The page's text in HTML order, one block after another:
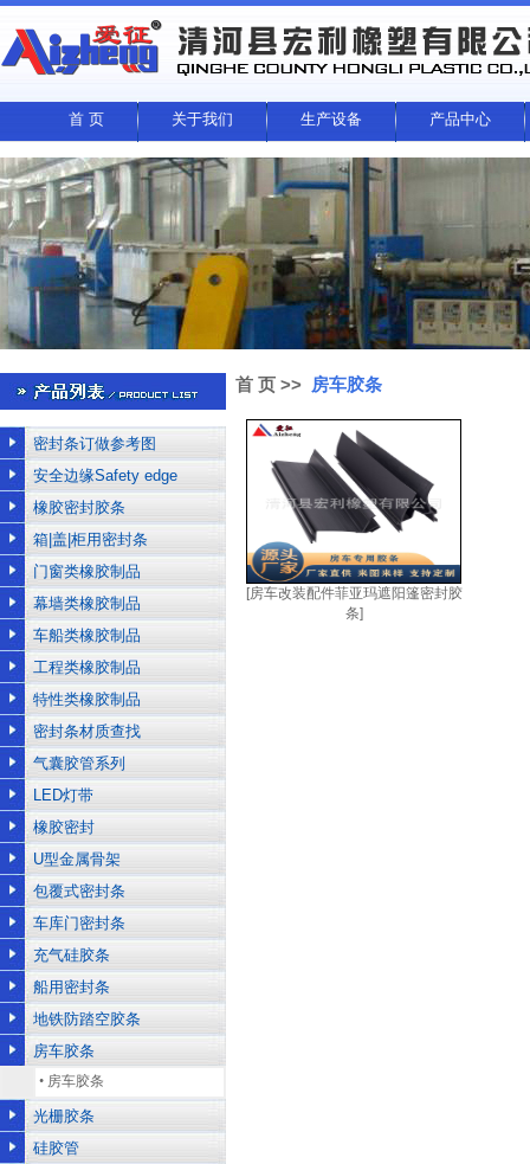
首 页 关于我们 生产设备 产品中心
密封条订做参考图
安全边缘Safety edge
橡胶密封胶条
箱|盖|柜用密封条
门窗类橡胶制品
幕墙类橡胶制品
车船类橡胶制品
工程类橡胶制品
特性类橡胶制品
密封条材质查找
气囊胶管系列
LED灯带
橡胶密封
U型金属骨架
包覆式密封条
车库门密封条
充气硅胶条
船用密封条
地铁防踏空胶条
房车胶条
• 房车胶条
光栅胶条
硅胶管
首 页 >> 房车胶条
[房车改装配件菲亚玛遮阳篷密封胶
条]